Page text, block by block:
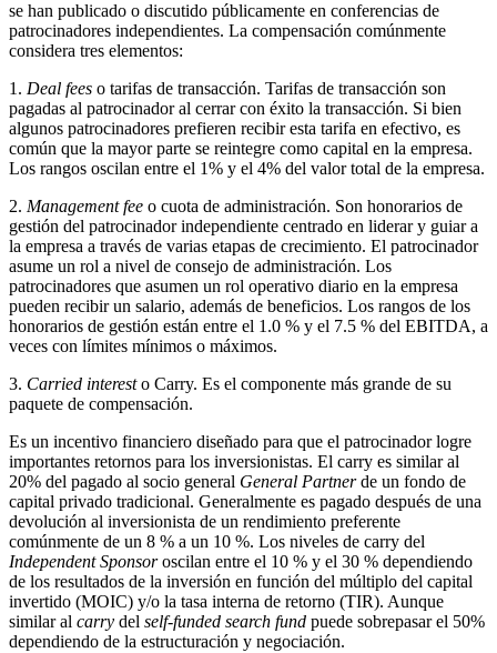
se han publicado o discutido públicamente en conferencias de
patrocinadores independientes. La compensación comúnmente
considera tres elementos:
1. Deal fees o tarifas de transacción. Tarifas de transacción son
pagadas al patrocinador al cerrar con éxito la transacción. Si bien
algunos patrocinadores prefieren recibir esta tarifa en efectivo, es
común que la mayor parte se reintegre como capital en la empresa.
Los rangos oscilan entre el 1% y el 4% del valor total de la empresa.
2. Management fee o cuota de administración. Son honorarios de
gestión del patrocinador independiente centrado en liderar y guiar a
la empresa a través de varias etapas de crecimiento. El patrocinador
asume un rol a nivel de consejo de administración. Los
patrocinadores que asumen un rol operativo diario en la empresa
pueden recibir un salario, además de beneficios. Los rangos de los
honorarios de gestión están entre el 1.0 % y el 7.5 % del EBITDA, a
veces con límites mínimos o máximos.
3. Carried interesto Carry. Es el componente más grande de su
paquete de compensación.
Es un incentivo financiero diseñado para que el patrocinador logre
importantes retornos para los inversionistas. El carry es similar al
20% del pagado al socio general General Partnerde un fondo de
capital privado tradicional. Generalmente es pagado después de una
devolución al inversionista de un rendimiento preferente
comúnmente de un 8 % a un 10 %. Los niveles de carry del
Independent Sponsoroscilan entre el 10 % y el 30 % dependiendo
de los resultados de la inversión en función del múltiplo del capital
invertido (MOIC) y/o la tasa interna de retorno (TIR). Aunque
similar al carry del self-funded search fund puede sobrepasar el 50%
dependiendo de la estructuración y negociación.